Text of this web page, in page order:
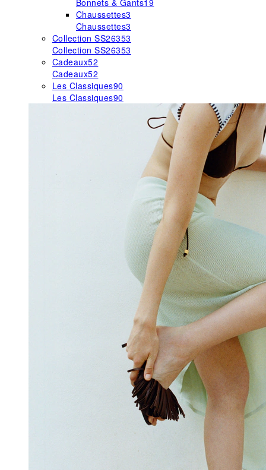
Bonnets & Gants19
Chaussettes3
Chaussettes3
Collection SS26353
Collection SS26353
Cadeaux52
Cadeaux52
Les Classiques90
Les Classiques90